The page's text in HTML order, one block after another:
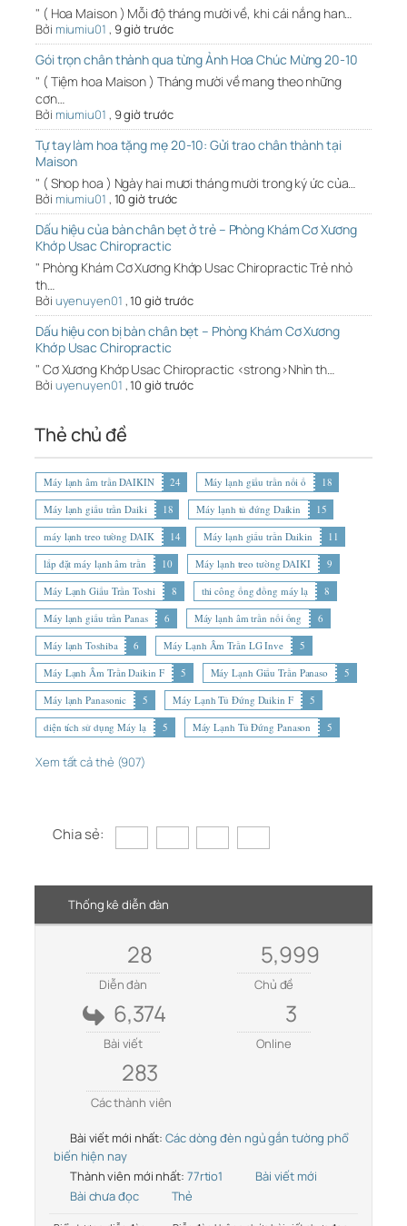
" ( Hoa Maison ) Mỗi độ tháng mười về, khi cái nắng han…
Bởi miumiu01 , 9 giờ trước
Gói trọn chân thành qua từng Ảnh Hoa Chúc Mừng 20-10
" ( Tiệm hoa Maison ) Tháng mười về mang theo những
cơn…
Bởi miumiu01 , 9 giờ trước
Tự tay làm hoa tặng mẹ 20-10: Gửi trao chân thành tại
Maison
" ( Shop hoa ) Ngày hai mươi tháng mười trong ký ức của…
Bởi miumiu01 , 10 giờ trước
Dấu hiệu của bàn chân bẹt ở trẻ – Phòng Khám Cơ Xương
Khớp Usac Chiropractic
" Phòng Khám Cơ Xương Khớp Usac Chiropractic Trẻ nhỏ
th…
Bởi uyenuyen01 ,10 giờ trước
Dấu hiệu con bị bàn chân bẹt – Phòng Khám Cơ Xương
Khớp Usac Chiropractic
" Cơ Xương Khớp Usac Chiropractic <strong>Nhìn th…
Bởi uyenuyen01 ,10 giờ trước
Thẻ chủ đề
Máy lạnh âm trần DAIKIN 24 Máy lạnh giấu trần nối ố
18
Máy lạnh giấu trần Daiki
18 Máy lạnh tủ đứng Daikin
15
máy lạnh treo tường DAIK
14 Máy lạnh giấu trần Daikin
11
lắp đặt máy lạnh âm trần
10 Máy lạnh treo tường DAIKI
9
Máy Lạnh Giấu Trần Toshi
8 thi công ống đồng máy lạ
8
Máy lạnh giấu trần Panas
6 Máy lạnh âm trần nối ống
6
Máy lạnh Toshiba
6 Máy Lạnh Âm Trần LG Inve
5
Máy Lạnh Âm Trần Daikin F
5 Máy Lạnh Giấu Trần Panaso
5
Máy lạnh Panasonic
5 Máy Lạnh Tủ Đứng Daikin F
5
diện tích sử dụng Máy lạ
5 Máy Lạnh Tủ Đứng Panason 5
Xem tất cả thẻ (907)
Chia sẻ:
Thống kê diễn đàn
28
Diễn đàn
5,999
Chủ đề
6,374
Bài viết
3
Online
283
Các thành viên
Bài viết mới nhất: Các dòng đèn ngủ gắn tường phổ
biến hiện nay
Thành viên mới nhất: 77rtio1
Bài viết mới
Bài chưa đọc
Thẻ